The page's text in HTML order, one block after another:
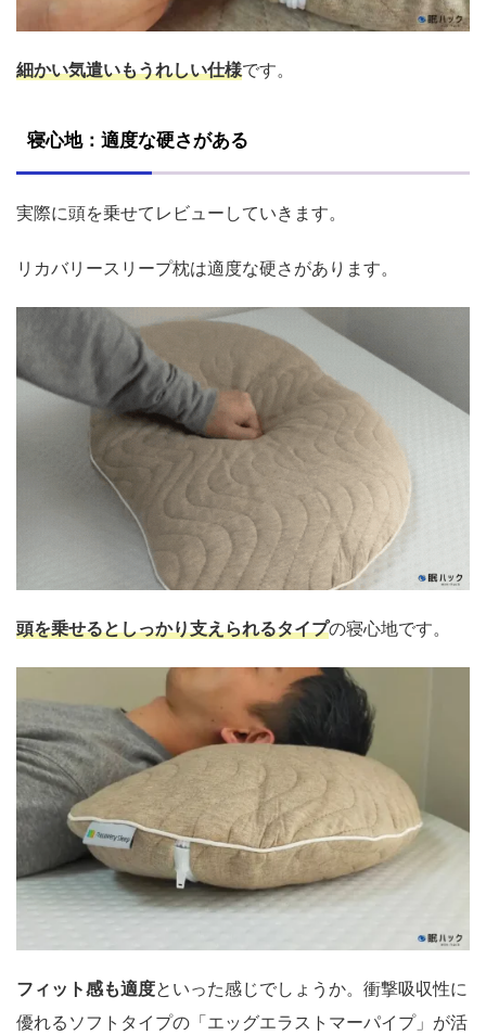
細かい気遣いもうれしい仕様です。
寝心地：適度な硬さがある
実際に頭を乗せてレビューしていきます。
リカバリースリープ枕は適度な硬さがあります。
頭を乗せるとしっかり支えられるタイプの寝心地です。
フィット感も適度といった感じでしょうか。衝撃吸収性に
優れるソフトタイプの「エッグエラストマーパイプ」が活